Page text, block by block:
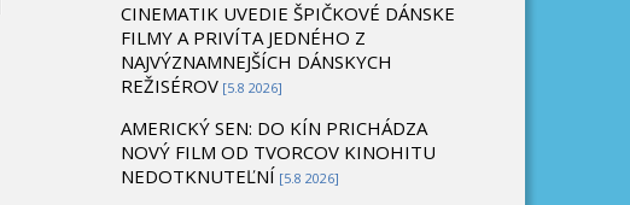
CINEMATIK UVEDIE ŠPIČKOVÉ DÁNSKE
FILMY A PRIVÍTA JEDNÉHO Z
NAJVÝZNAMNEJŠÍCH DÁNSKYCH
REŽISÉROV [5.8 2026]
AMERICKÝ SEN: DO KÍN PRICHÁDZA
NOVÝ FILM OD TVORCOV KINOHITU
NEDOTKNUTEĽNÍ [5.8 2026]